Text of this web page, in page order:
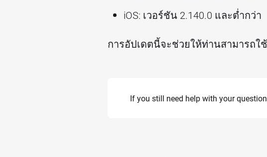
iOS: เวอร์ชัน 2.140.0 และต่ำกว่า
การอัปเดตนี้จะช่วยให้ท่านสามารถใ
If you still need help with your